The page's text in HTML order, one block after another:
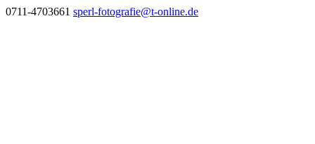
0711-4703661 sperl-fotografie@t-online.de